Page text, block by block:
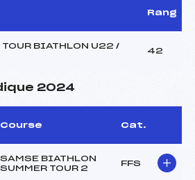
Rang
BIATHLON U22 /
42
2024
Course Cat.
SAMSE BIATHLON
SUMMER TOUR 2
FFS